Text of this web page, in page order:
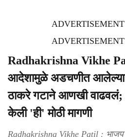
Radhakrishna Vikhe
आदेशामुळे अडचणीत आलेल्या
ठाकरे गटाने आणखी
केली 'ही' मोठी मागणी
Radhakrishna Vikhe Patil :